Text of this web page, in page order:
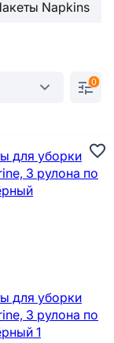
Napkins
0